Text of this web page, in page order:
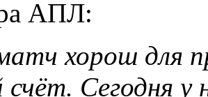
АПЛ:
хорош для
Сегодня